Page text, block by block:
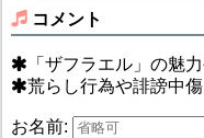
コメント
「ザフラエル」の魅
荒らし行為や誹謗中
お名前: